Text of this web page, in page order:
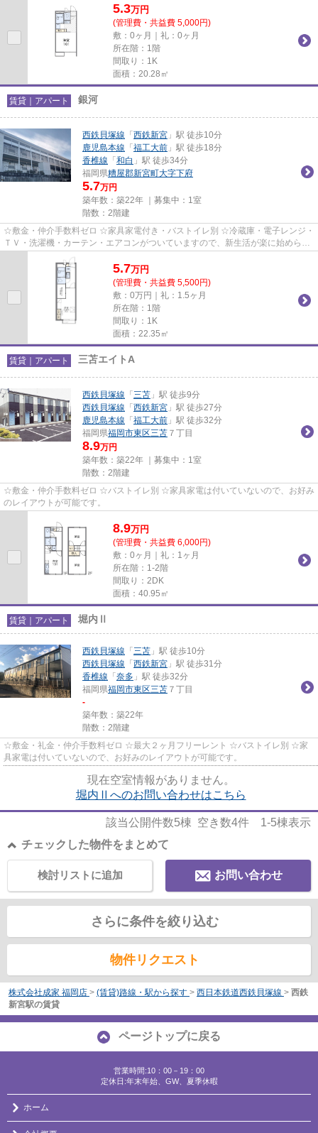
5.3万円
(管理費・共益費 5,000円)
敷：0ヶ月｜礼：0ヶ月
所在階：1階
間取り：1K
面積：20.28㎡
賃貸｜アパート 銀河
西鉄貝塚線 「 西鉄新宮 」駅 徒歩10分
鹿児島本線 「 福工大前 」駅 徒歩18分
香椎線 「 和白 」駅 徒歩34分
福岡県糟屋郡新宮町大字下府
5.7万円
築年数：築22年 ｜募集中： 1室
階数：2階建
☆敷金・仲介手数料ゼロ ☆家具家電付き・バストイレ別 ☆冷蔵庫・電子レンジ・
ＴＶ・洗濯機・カーテン・エアコンがついていますので、新生活が楽に始められ
5.7万円
(管理費・共益費 5,500円)
敷：0万円｜礼：1.5ヶ月
所在階：1階
間取り：1K
面積：22.35㎡
賃貸｜アパート 三苫エイトA
西鉄貝塚線 「 三苫 」駅 徒歩9分
西鉄貝塚線 「 西鉄新宮 」駅 徒歩27分
鹿児島本線 「 福工大前 」駅 徒歩32分
福岡県福岡市東区三苫 ７丁目
8.9万円
築年数：築22年 ｜募集中： 1室
階数：2階建
☆敷金・仲介手数料ゼロ ☆バストイレ別 ☆家具家電は付いていないので、お好み
のレイアウトが可能です。
8.9万円
(管理費・共益費 6,000円)
敷：0ヶ月｜礼：1ヶ月
所在階：1-2階
間取り：2DK
面積：40.95㎡
賃貸｜アパート 堀内Ⅱ
西鉄貝塚線 「 三苫 」駅 徒歩10分
西鉄貝塚線 「 西鉄新宮 」駅 徒歩31分
香椎線 「 奈多 」駅 徒歩32分
福岡県福岡市東区三苫 ７丁目
-
築年数：築22年
階数：2階建
☆敷金・礼金・仲介手数料ゼロ ☆最大２ヶ月フリーレント ☆バストイレ別 ☆家
具家電は付いていないので、お好みのレイアウトが可能です。
現在空室情報がありません。
堀内Ⅱへのお問い合わせはこちら
該当公開件数5棟 空き数4件 1-5棟表示
チェックした物件をまとめて
お問い合わせ
検討リストに追加
さらに条件を絞り込む
物件リクエスト
株式会社成家 福岡店 > (賃貸)路線・駅から探す > 西日本鉄道西鉄貝塚線 > 西鉄
新宮駅の賃貸
ページトップに戻る
営業時間:10：00－19：00
定休日:年末年始、GW、夏季休暇
ホーム